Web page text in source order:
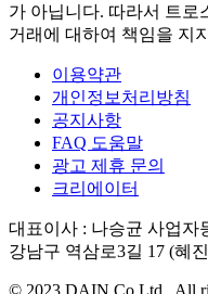
가 아닙니다. 따라서 트로
거래에 대하여 책임을 지
이용약관
개인정보처리방침
공지사항
FAQ 도움말
광고 제휴 문의
크리에이터
대표이사 : 나승균 사업자
강남구 역삼로3길 17 (혜
© 2023 DAIN Co Ltd., All